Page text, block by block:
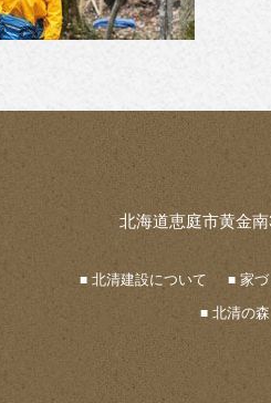
北海道恵庭市黄金
北清建設について 家づ
北清の森